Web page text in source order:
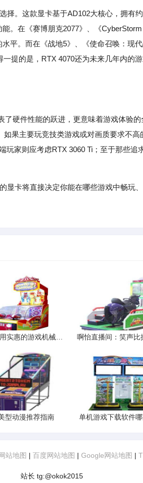
择。这款显卡基于AD102大核心，拥有
。在《赛博朋克2077》、《CyberStorm
平。而在《战地5》、《使命召唤：现代
提的是，RTX 4070还为未来几年内的
了硬件性能的跃进，更意味着游戏体验
果主要玩竞技类游戏或对画质要求不高
玩家则应考虑RTX 3060 Ti；至于那些追
显卡将直接决定你能在哪些游戏中畅玩
型动漫推荐指南 单机游戏下载软件
网站地图 | 百度网站地图 | Google网站地图 |
站长 tg:@okok2015